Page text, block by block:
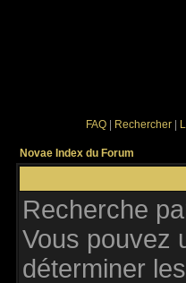
FAQ Rechercher
Novae Index du Forum
Recherche
Vous pouvez
déterminer